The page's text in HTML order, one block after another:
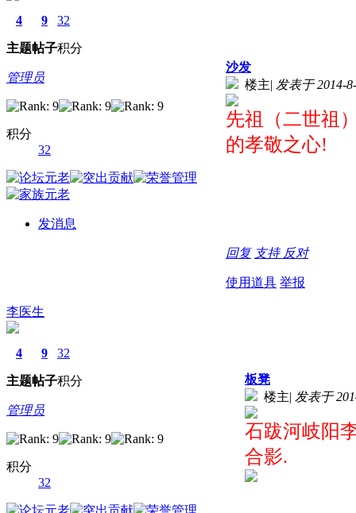
4
主题
9
帖子
32
积分
管理员
积分
32
发消息
沙发
楼主| 发表于 2014-
先祖（二世祖
的孝敬之心!
回复 支持 反对
使用道具 举报
李医生
4
主题
9
帖子
32
积分
管理员
积分
32
板凳
楼主| 发表于
石跋河岐阳
合影.